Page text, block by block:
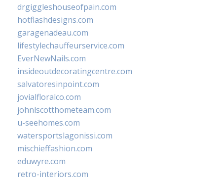
drgiggleshouseofpain.com
hotflashdesigns.com
garagenadeau.com
lifestylechauffeurservice.com
EverNewNails.com
insideoutdecoratingcentre.com
salvatoresinpoint.com
jovialfloralco.com
johnlscotthometeam.com
u-seehomes.com
watersportslagonissi.com
mischieffashion.com
eduwyre.com
retro-interiors.com